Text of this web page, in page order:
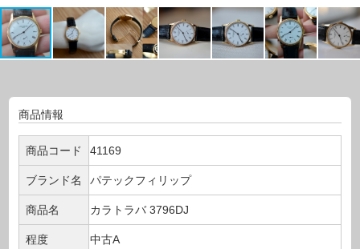
商品情報
商品コード 41169
ブランド名 パテックフィリップ
商品名 カラトラバ 3796DJ
程度 中古A